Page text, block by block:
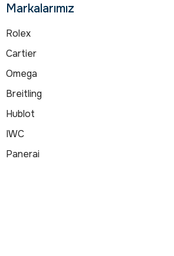
Markalarımız
Rolex
Cartier
Omega
Breitling
Hublot
IWC
Panerai